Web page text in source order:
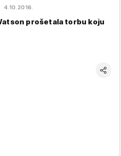
4.10.2016.
prošetala torbu koju